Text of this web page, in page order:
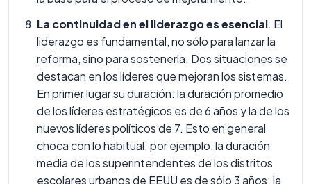
La continuidad en el liderazgo es esencial. El
liderazgo es fundamental, no sólo para lanzar la
reforma, sino para sostenerla. Dos situaciones se
destacan en los líderes que mejoran los sistemas.
En primer lugar su duración: la duración promedio
de los líderes estratégicos es de 6 años y la de los
nuevos líderes políticos de 7. Esto en general
choca con lo habitual: por ejemplo, la duración
media de los superintendentes de los distritos
escolares urbanos de EEUU es de sólo 3 años; la